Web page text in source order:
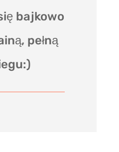
bajkowo
pełną